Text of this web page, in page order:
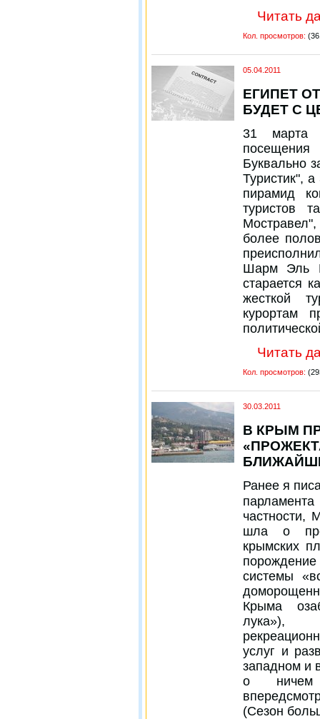
Читать
Кол. просмотров:
05.04.2011
ЕГИПЕТ
БУДЕТ С
31 марта
Буквально
Туристик",
пирамид
туристов
более
Шарм Эль
старается
жесткой
курортам
Читать
Кол. просмотров:
30.03.2011
В КРЫМ
Ранее я
частности,
шла о
крымских
системы
Крыма
лука»),
услуг и
западном и
о ничем
(Сезон